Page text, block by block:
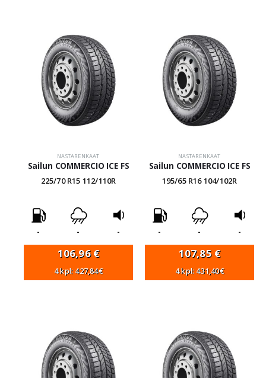
NASTARENKAAT
Sailun COMMERCIO ICE FS
225/70 R15 112/110R
- - -
106,96€
4 kpl: 427,84€
NASTARENKAAT
Sailun COMMERCIO ICE FS
195/65 R16 104/102R
- - -
107,85 €
4 kpl: 431,40€